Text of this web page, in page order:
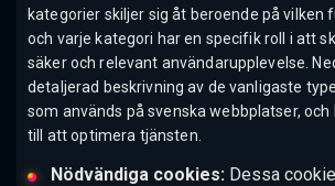
kategorier skiljer sig åt beroende på vilken
och varje kategori har en specifik roll i att
säker och relevant användarupplevelse.
detaljerad beskrivning av de vanligaste
som används på svenska webbplatser,
till att optimera tjänsten.
Nödvändiga cookies:Dessa